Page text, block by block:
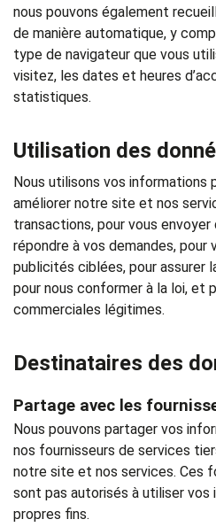
nous pouvons également
de manière automatique, y
type de navigateur que vous
visitez, les dates et heures
statistiques.
Utilisation des
Nous utilisons vos informations
améliorer notre site et nos
transactions, pour vous envoyer
répondre à vos demandes, pour
publicités ciblées, pour assurer
pour nous conformer à la loi, et
commerciales légitimes.
Destinataires des
Partage avec les
Nous pouvons partager vos
nos fournisseurs de services
notre site et nos services. Ces
sont pas autorisés à utiliser vos
propres fins.